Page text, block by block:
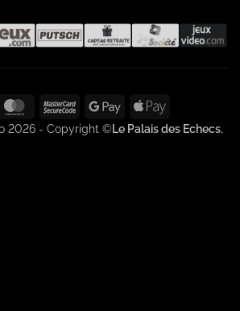
MasterCardMasterCard
2
Google
Pay
Apple
Pay
2026 - Copyright ©Le Palais des Echecs.